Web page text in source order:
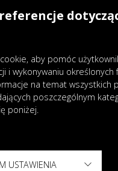
aby pomóc
i wykonywaniu określonych
na temat wszystkich
poszczególnym
poniżej.
USTAWIENIA